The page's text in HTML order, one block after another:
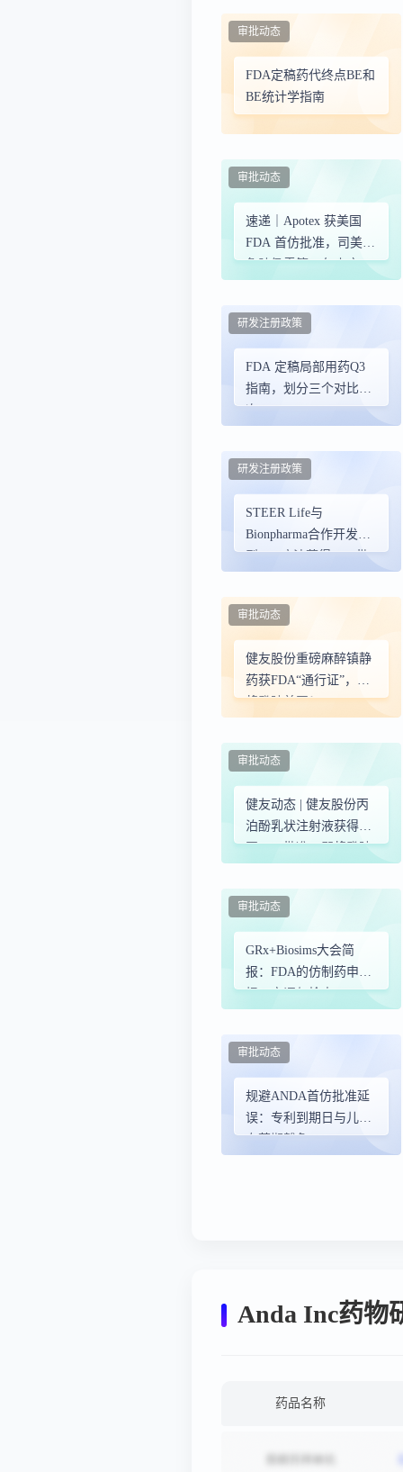
FDA定稿药代终点BE和
BE统计学指南
审批动态
速递｜Apotex 获美国
FDA 首仿批准，司美格
鲁肽仍需等 6 年上市
审批动态
FDA 定稿局部用药Q3
指南，划分三个对比层
次
研发注册政策
STEER Life与
Bionpharma合作开发新
型HIV疗法获得FDA批
研发注册政策
健友股份重磅麻醉镇静
药获FDA“通行证”，即
将登陆美国！
审批动态
健友动态 | 健友股份丙
泊酚乳状注射液获得美
国FDA批准，即将登陆
审批动态
GRx+Biosims大会简
报：FDA的仿制药申
报、审评与检查
审批动态
规避ANDA首仿批准延
误：专利到期日与儿科
专营期豁免
审批动态
Anda Inc药物
药品名称